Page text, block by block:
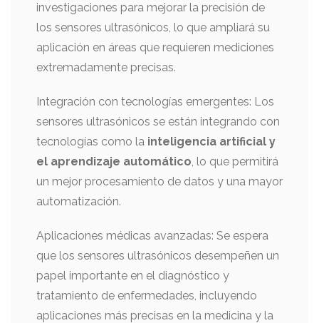
investigaciones para mejorar la precisión de
los sensores ultrasónicos, lo que ampliará su
aplicación en áreas que requieren mediciones
extremadamente precisas.
Integración con tecnologías emergentes: Los
sensores ultrasónicos se están integrando con
tecnologías como la inteligencia artificial y
el aprendizaje automático, lo que permitirá
un mejor procesamiento de datos y una mayor
automatización.
Aplicaciones médicas avanzadas: Se espera
que los sensores ultrasónicos desempeñen un
papel importante en el diagnóstico y
tratamiento de enfermedades, incluyendo
aplicaciones más precisas en la medicina y la